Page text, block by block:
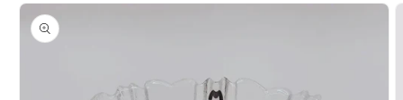
Siirry
tuotetietoihin